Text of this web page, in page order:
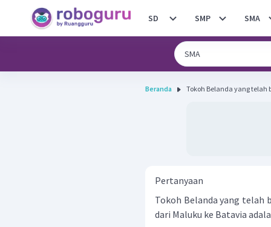
SD SMP SMA
Beranda Tokoh Belanda yang
Pertanyaan
Tokoh Belanda yang telah
dari Maluku ke Batavia